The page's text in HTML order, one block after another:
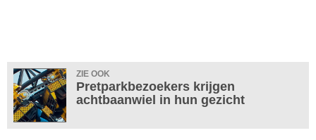
ZIE OOK
Pretparkbezoekers krijgen
achtbaanwiel in hun gezicht